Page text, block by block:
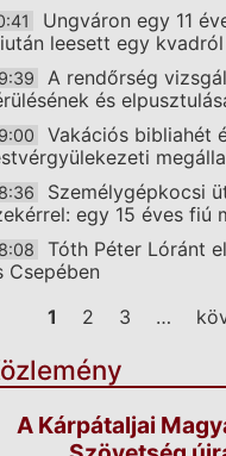
Ungváron egy 11
leesett egy kvadról
A rendőrség
és
Vakációs bibliahét
Személygépkocsi
egy 15 éves fiú
Tóth Péter Lóránt
Csepében
Oldalak
1 2 3 …
A Kárpátaljai